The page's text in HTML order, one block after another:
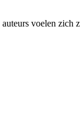
auteurs voelen